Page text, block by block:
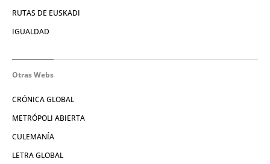
RUTAS DE EUSKADI
IGUALDAD
Otras Webs
CRÓNICA GLOBAL
METRÓPOLI ABIERTA
CULEMANÍA
LETRA GLOBAL